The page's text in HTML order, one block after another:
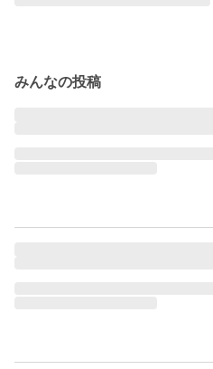
みんなの投稿